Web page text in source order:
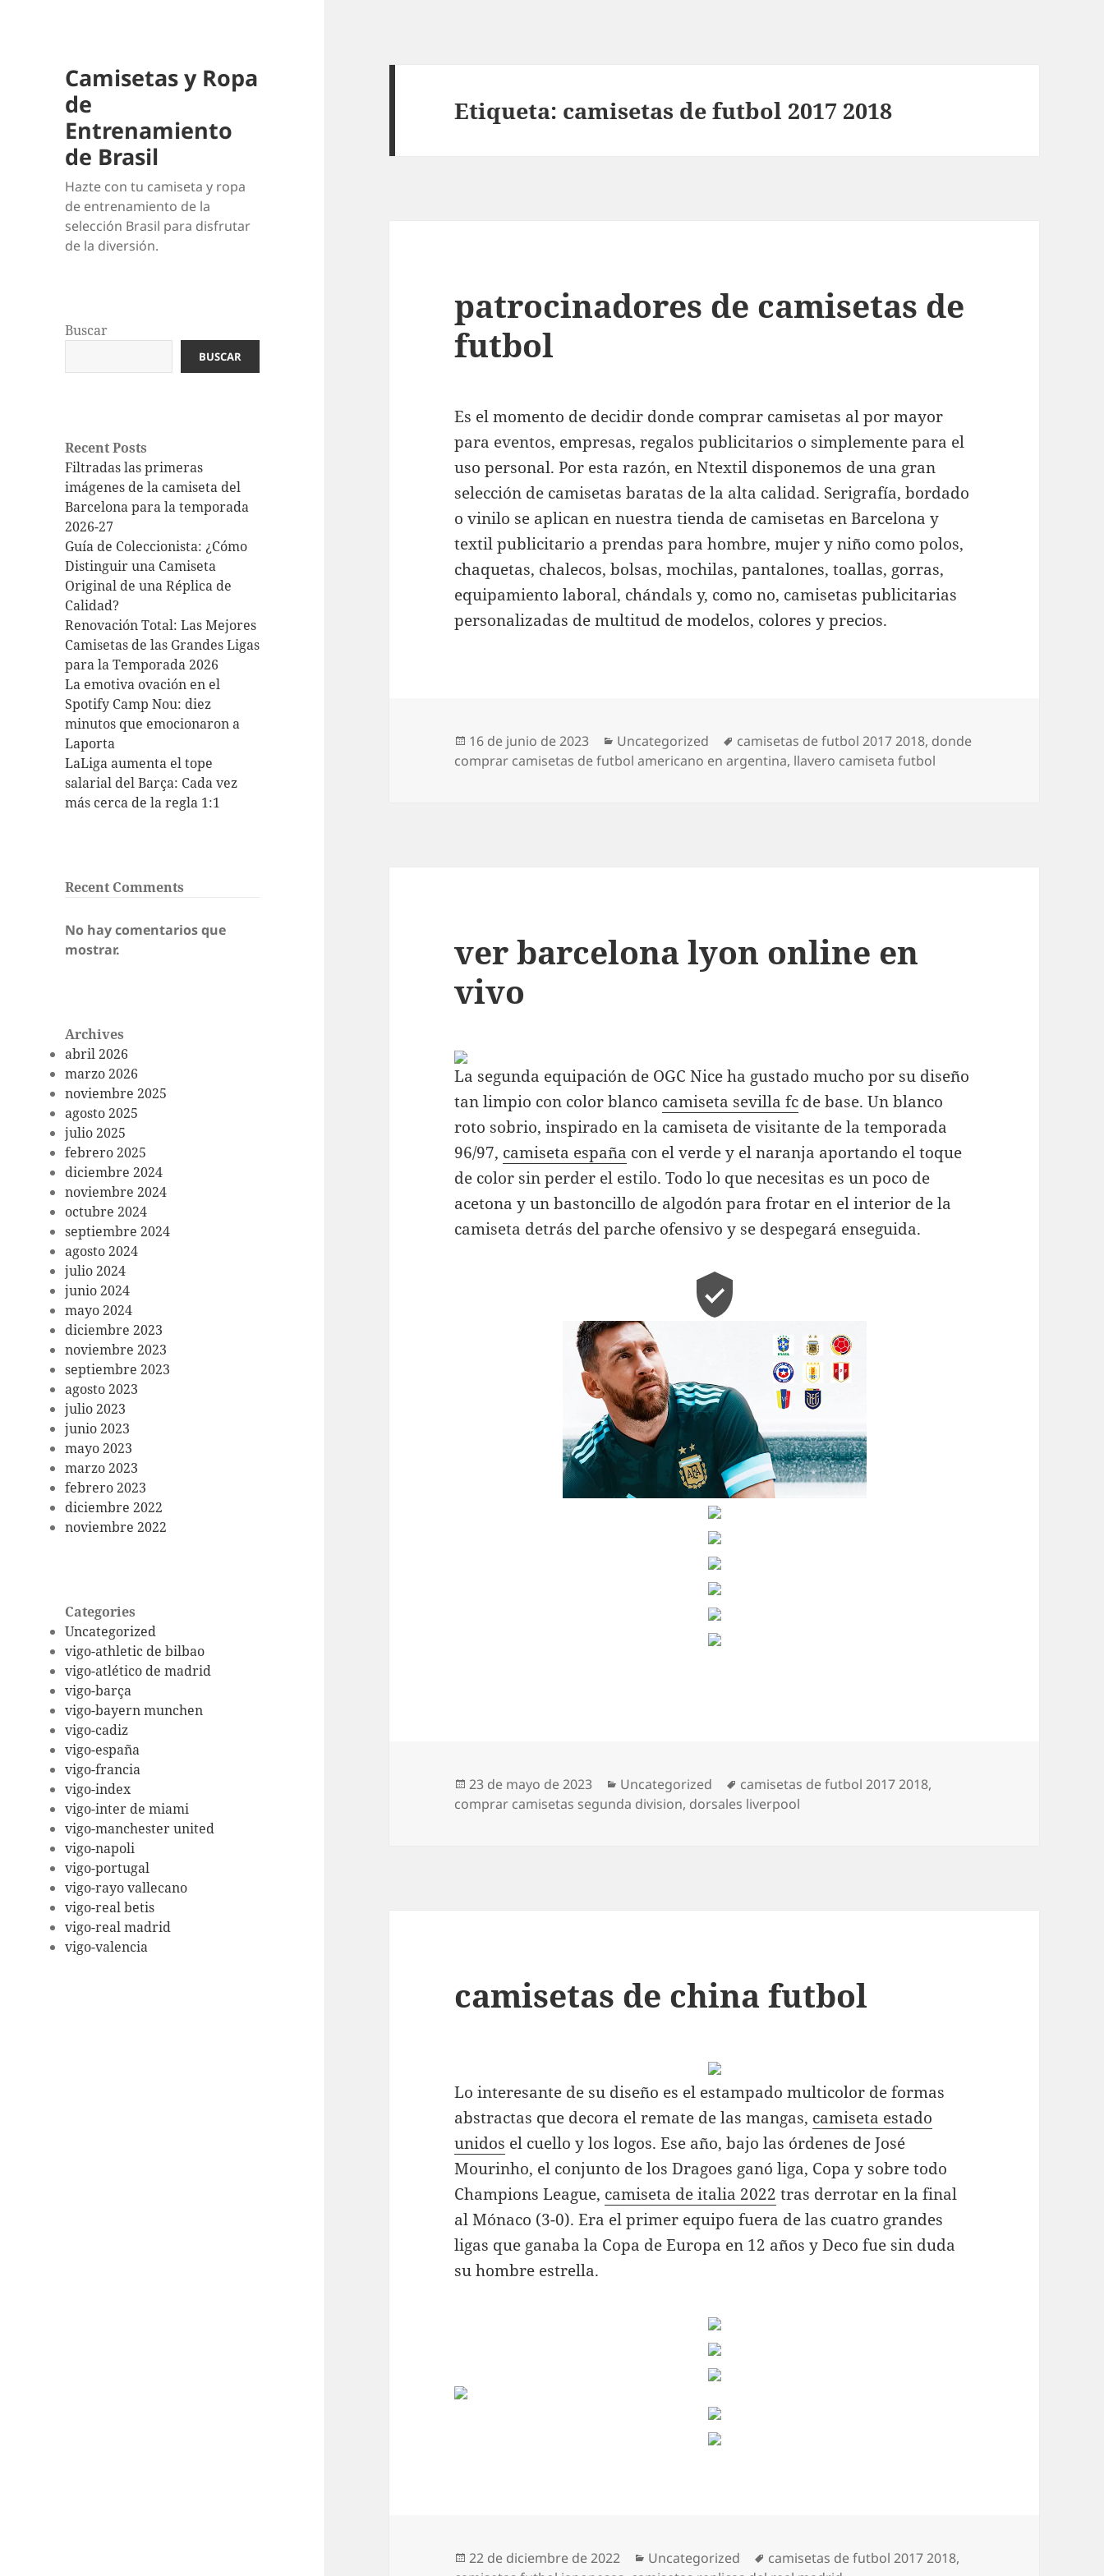
Camisetas y Ropa
de
Entrenamiento
de Brasil
Hazte con tu camiseta y ropa
de entrenamiento de la
selección Brasil para disfrutar
de la diversión.
Buscar
BUSCAR
Recent Posts
Filtradas las primeras
imágenes de la camiseta del
Barcelona para la temporada
2026-27
Guía de Coleccionista: ¿Cómo
Distinguir una Camiseta
Original de una Réplica de
Calidad?
Renovación Total: Las Mejores
Camisetas de las Grandes Ligas
para la Temporada 2026
La emotiva ovación en el
Spotify Camp Nou: diez
minutos que emocionaron a
Laporta
LaLiga aumenta el tope
salarial del Barça: Cada vez
más cerca de la regla 1:1
Recent Comments
No hay comentarios que
mostrar.
Archives
abril 2026
marzo 2026
noviembre 2025
agosto 2025
julio 2025
febrero 2025
diciembre 2024
noviembre 2024
octubre 2024
septiembre 2024
agosto 2024
julio 2024
junio 2024
mayo 2024
diciembre 2023
noviembre 2023
septiembre 2023
agosto 2023
julio 2023
junio 2023
mayo 2023
marzo 2023
febrero 2023
diciembre 2022
noviembre 2022
Categories
Uncategorized
vigo-athletic de bilbao
vigo-atlético de madrid
vigo-barça
vigo-bayern munchen
vigo-cadiz
vigo-españa
vigo-francia
vigo-index
vigo-inter de miami
vigo-manchester united
vigo-napoli
vigo-portugal
vigo-rayo vallecano
vigo-real betis
vigo-real madrid
vigo-valencia
Etiqueta: camisetas de futbol 2017 2018
patrocinadores de camisetas de
futbol
Es el momento de decidir donde comprar camisetas al por mayor
para eventos, empresas, regalos publicitarios o simplemente para el
uso personal. Por esta razón, en Ntextil disponemos de una gran
selección de camisetas baratas de la alta calidad. Serigrafía, bordado
o vinilo se aplican en nuestra tienda de camisetas en Barcelona y
textil publicitario a prendas para hombre, mujer y niño como polos,
chaquetas, chalecos, bolsas, mochilas, pantalones, toallas, gorras,
equipamiento laboral, chándals y, como no, camisetas publicitarias
personalizadas de multitud de modelos, colores y precios.
Publicado
el
16 de junio de 2023 Categorías
Uncategorized Etiquetas
camisetas de futbol 2017 2018, donde
comprar camisetas de futbol americano en argentina, llavero camiseta futbol
ver barcelona lyon online en
vivo
La segunda equipación de OGC Nice ha gustado mucho por su diseño
tan limpio con color blanco camiseta sevilla fc de base. Un blanco
roto sobrio, inspirado en la camiseta de visitante de la temporada
96/97, camiseta españa con el verde y el naranja aportando el toque
de color sin perder el estilo. Todo lo que necesitas es un poco de
acetona y un bastoncillo de algodón para frotar en el interior de la
camiseta detrás del parche ofensivo y se despegará enseguida.
Publicado
el
23 de mayo de 2023 Categorías
Uncategorized Etiquetas
camisetas de futbol 2017 2018,
comprar camisetas segunda division, dorsales liverpool
camisetas de china futbol
Lo interesante de su diseño es el estampado multicolor de formas
abstractas que decora el remate de las mangas, camiseta estado
unidos el cuello y los logos. Ese año, bajo las órdenes de José
Mourinho, el conjunto de los Dragoes ganó liga, Copa y sobre todo
Champions League, camiseta de italia 2022 tras derrotar en la final
al Mónaco (3-0). Era el primer equipo fuera de las cuatro grandes
ligas que ganaba la Copa de Europa en 12 años y Deco fue sin duda
su hombre estrella.
Publicado
22 de diciembre de 2022 Categorías
Uncategorized Etiquetas
camisetas de futbol 2017 2018,